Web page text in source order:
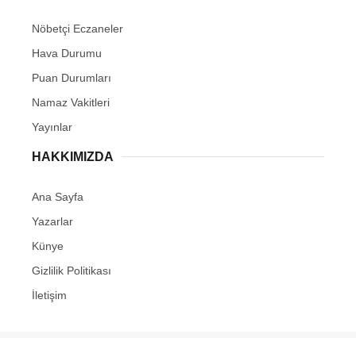
Nöbetçi Eczaneler
Hava Durumu
Puan Durumları
Namaz Vakitleri
Yayınlar
HAKKIMIZDA
Ana Sayfa
Yazarlar
Künye
Gizlilik Politikası
İletişim